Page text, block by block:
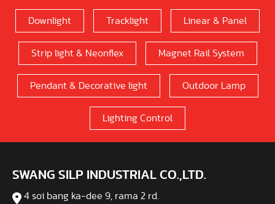
Downlight Tracklight Linear & Panel
Strip light & Neonflex Magnet Rail System
Pendant & Decorative light Outdoor Lamp
Lighting Control
SWANG SILP INDUSTRIAL CO.,LTD.
4 soi bang ka-dee 9, rama 2 rd.